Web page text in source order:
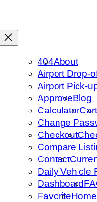
404About
Airport Drop-
Airport Pick-
ApproveBlog
CalculatorCart
Change
Checkout
Compare
Contact
Daily Vehicle
Dashboard
FavoriteHome